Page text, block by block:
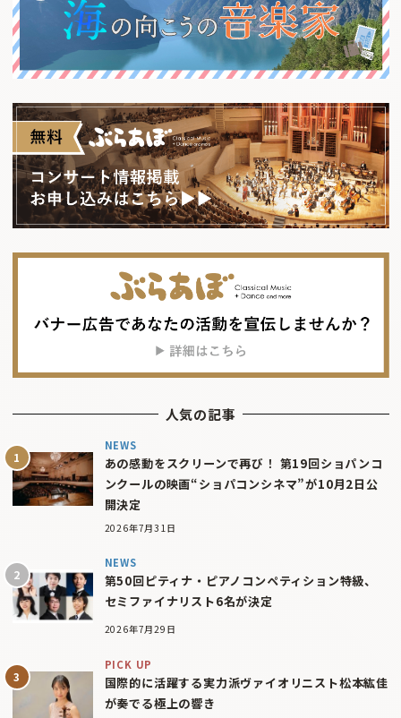
人気の記事
NEWS
あの感動をスクリーンで再び！ 第19回ショパンコ
ンクールの映画“ショパコンシネマ”が10月2日公
開決定
2026年7月31日
NEWS
第50回ピティナ・ピアノコンペティション特級、
セミファイナリスト6名が決定
2026年7月29日
PICK UP
国際的に活躍する実力派ヴァイオリニスト松本紘佳
が奏でる極上の響き